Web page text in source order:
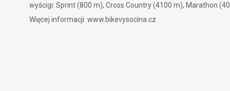
wyścigi: Sprint (800 m), Cross Country (4100 m), Marathon
Więcej informacji: www.bikevysocina.cz